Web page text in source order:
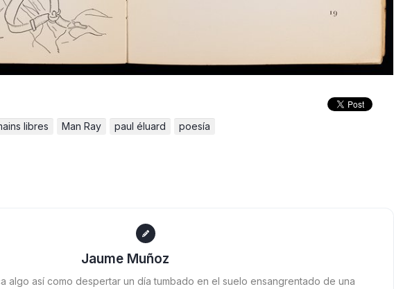
libres Man Ray paul éluard poesía
Jaume Muñoz
algo así como despertar un día tumbado en el suelo ensangrentado de una